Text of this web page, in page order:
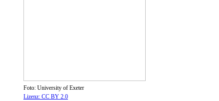
Foto: University of Exeter
Lizenz: CC BY 2.0